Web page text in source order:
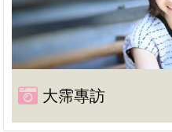
大霈專訪